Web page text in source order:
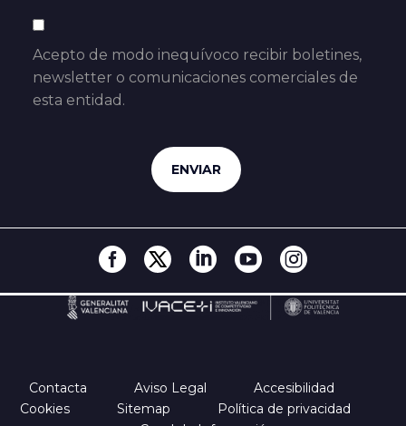
Acepto de modo inequívoco recibir boletines,
newsletter o comunicaciones comerciales de
esta entidad.
Contacta Aviso Legal
Accesibilidad
Cookies
Sitemap
Política de privacidad